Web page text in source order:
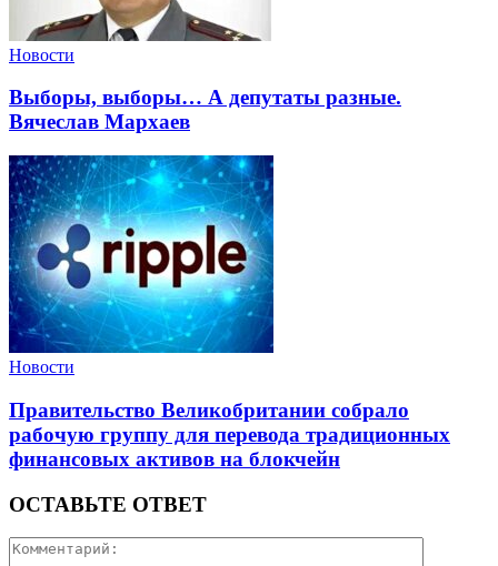
Новости
Выборы, выборы… А депутаты разные.
Вячеслав Мархаев
Новости
Правительство Великобритании собрало
рабочую группу для перевода традиционных
финансовых активов на блокчейн
ОСТАВЬТЕ ОТВЕТ